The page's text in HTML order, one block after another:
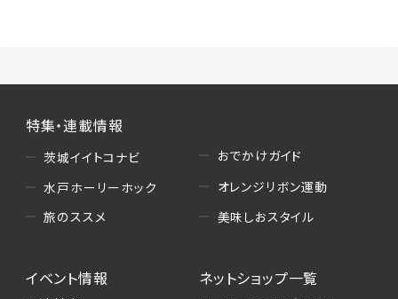
特集・連載情報
茨城イイトコナビ
水戸ホーリーホック
旅のススメ
おでかけガイド
オレンジリボン運動
美味しおスタイル
イベント情報
ネットショップ一覧